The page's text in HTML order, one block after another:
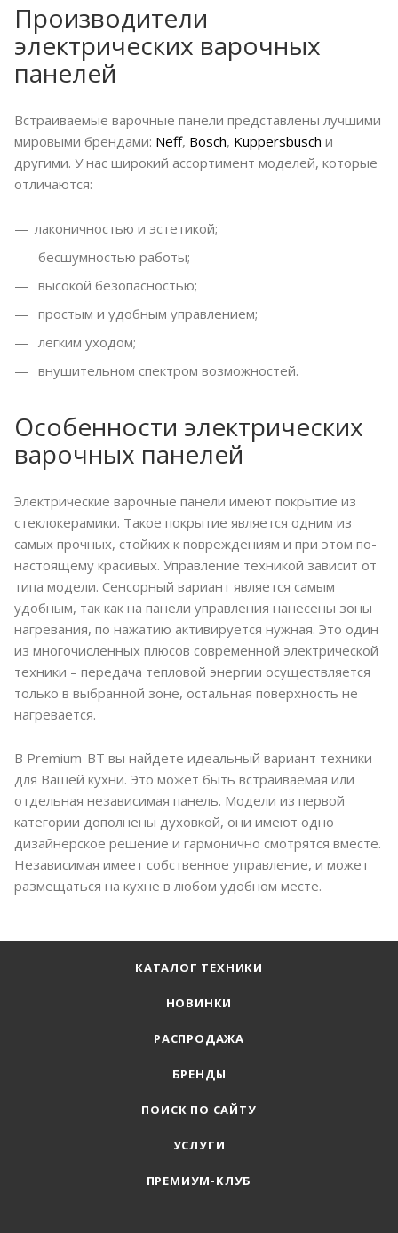
Производители
электрических варочных
панелей
Встраиваемые варочные панели представлены лучшими
мировыми брендами: Neff, Bosch, Kuppersbusch и
другими. У нас широкий ассортимент моделей, которые
отличаются:
лаконичностью и эстетикой;
бесшумностью работы;
высокой безопасностью;
простым и удобным управлением;
легким уходом;
внушительном спектром возможностей.
Особенности электрических
варочных панелей
Электрические варочные панели имеют покрытие из
стеклокерамики. Такое покрытие является одним из
самых прочных, стойких к повреждениям и при этом по-
настоящему красивых. Управление техникой зависит от
типа модели. Сенсорный вариант является самым
удобным, так как на панели управления нанесены зоны
нагревания, по нажатию активируется нужная. Это один
из многочисленных плюсов современной электрической
техники – передача тепловой энергии осуществляется
только в выбранной зоне, остальная поверхность не
нагревается.
В Premium-BT вы найдете идеальный вариант техники
для Вашей кухни. Это может быть встраиваемая или
отдельная независимая панель. Модели из первой
категории дополнены духовкой, они имеют одно
дизайнерское решение и гармонично смотрятся вместе.
Независимая имеет собственное управление, и может
размещаться на кухне в любом удобном месте.
КАТАЛОГ ТЕХНИКИ
НОВИНКИ
РАСПРОДАЖА
БРЕНДЫ
ПОИСК ПО САЙТУ
УСЛУГИ
ПРЕМИУМ-КЛУБ